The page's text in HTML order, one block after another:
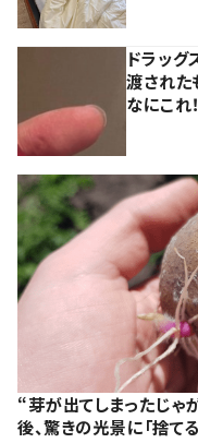
ドラッ
渡された
なにこれ！
“芽が出てしまったじ
後、驚きの光景に「捨て